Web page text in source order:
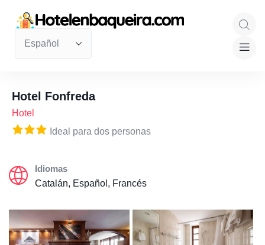
Hotel Fonfreda
Hotel
Ideal para dos personas
Idiomas
Catalán, Español, Francés